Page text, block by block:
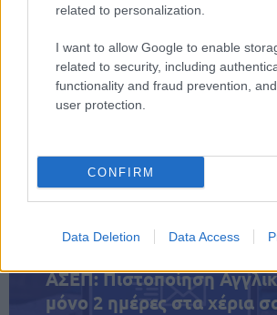
related to personalization.
I want to allow Google to enable
related to security, including
functionality and fraud prevention,
user protection.
CONFIRM
Data Deletion Data Access
Η εξέταση του Γιώργου Ξυλούρη
Επιτροπή για τον ΟΠΕΚΕΠΕ
πιο οξείες διαδικασίες των
έντονους διαλόγους, σιωπές,
πρακτικών στον εισαγγελέα
καθορίσει τη συνέχεια της έρευνας.
ΑΣΕΠ: Πιστοποίηση
μόνο 2 ημέρες στα χέρια